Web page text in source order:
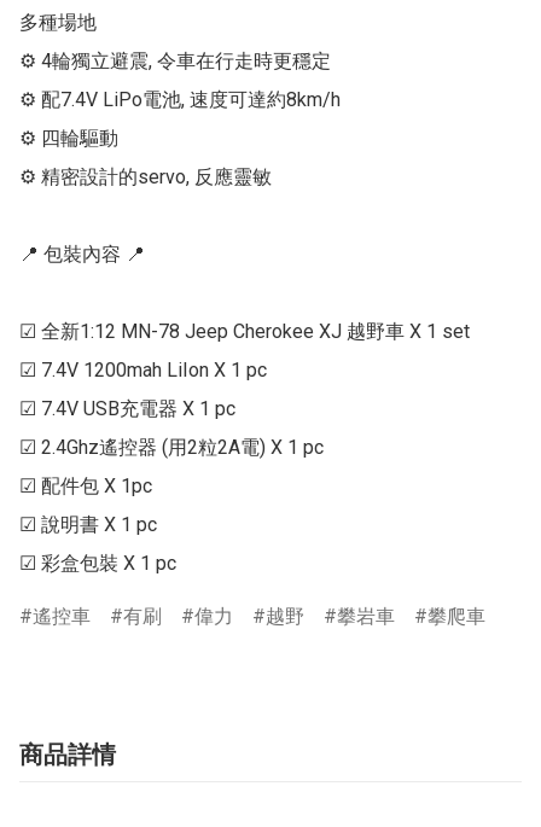
多種場地
⚙ 4輪獨立避震, 令車在行走時更穩定
⚙ 配7.4V LiPo電池, 速度可達約8km/h
⚙ 四輪驅動
⚙ 精密設計的servo, 反應靈敏
📍 包裝內容 📍
☑ 全新1:12 MN-78 Jeep Cherokee XJ 越野車 X 1 set
☑ 7.4V 1200mah LiIon X 1 pc
☑ 7.4V USB充電器 X 1 pc
☑ 2.4Ghz遙控器 (用2粒2A電) X 1 pc
☑ 配件包 X 1pc
☑ 說明書 X 1 pc
遙控車 有刷 偉力 越野 攀岩車 攀爬車
商品詳情